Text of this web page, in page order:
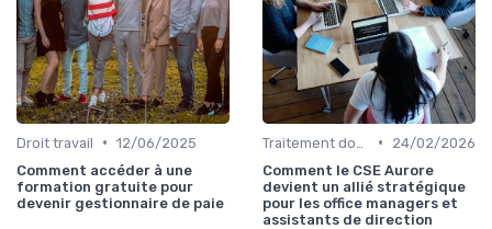
Droit travail • 12/06/2025
Comment accéder à une
formation gratuite pour
devenir gestionnaire de paie
•
24/02/2026
Comment le CSE Aurore
devient un allié stratégique
pour les office managers et
assistants de direction